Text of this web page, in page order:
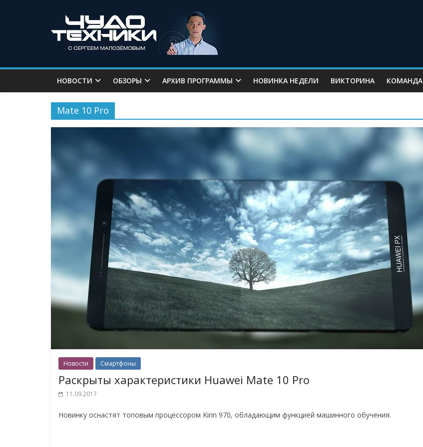
НОВОСТИ ОБЗОРЫ АРХИВ ПРОГРАММЫ НОВИНКА НЕДЕЛИ ВИКТОРИНА КОМАНДА
Mate 10 Pro
Новости Смартфоны
Раскрыты характеристики Huawei Mate 10 Pro
11.09.2017
Новинку оснастят топовым процессором Kirin 970, обладающим функцией машинного обучения.